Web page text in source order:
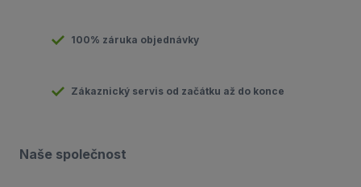
100% záruka objednávky
Zákaznický servis od začátku až do konce
Naše společnost